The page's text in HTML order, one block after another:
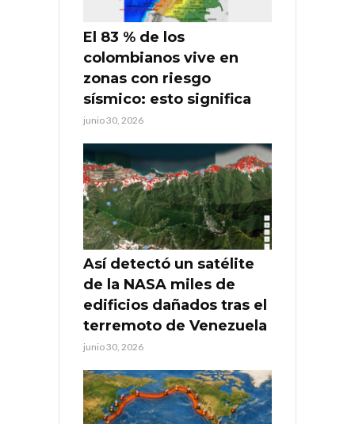
El 83 % de los
colombianos vive en
zonas con riesgo
sísmico: esto significa
junio 30, 2026
Así detectó un satélite
de la NASA miles de
edificios dañados tras el
terremoto de Venezuela
junio 30, 2026